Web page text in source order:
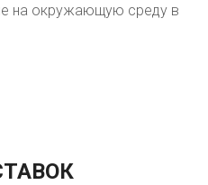
на окружающую среду в